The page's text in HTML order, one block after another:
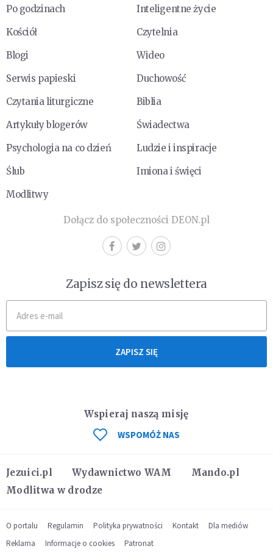
Po godzinach
Inteligentne życie
Kościół
Czytelnia
Blogi
Wideo
Serwis papieski
Duchowość
Czytania liturgiczne
Biblia
Artykuły blogerów
Świadectwa
Psychologia na co dzień
Ludzie i inspiracje
Ślub
Imiona i święci
Modlitwy
Dołącz do społeczności DEON.pl
Zapisz się do newslettera
ZAPISZ SIĘ
Jezuici.pl Wydawnictwo WAM
Mando.pl
Modlitwa w drodze
Wspieraj naszą misję
WSPOMÓŻ NAS
O portalu Regulamin Polityka prywatności Kontakt
Dla mediów
Reklama
Informacje o cookies Patronat